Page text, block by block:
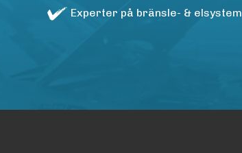
Experter på bränsle- & elsystem